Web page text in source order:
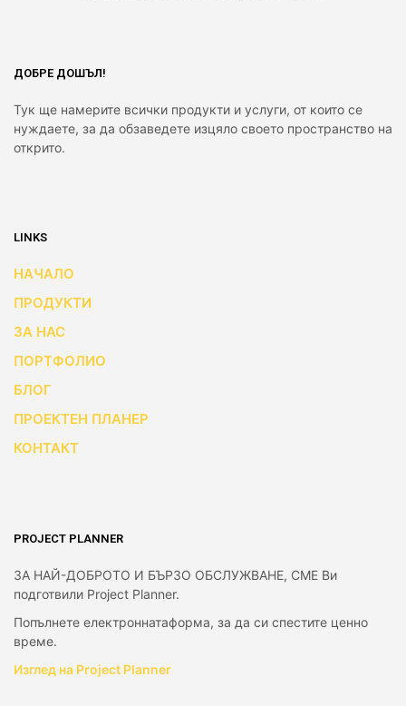
ДОБРЕ ДОШЪЛ!
Тук ще намерите всички продукти и услуги, от които се
нуждаете, за да обзаведете изцяло своето пространство на
открито.
LINKS
НАЧАЛО
ПРОДУКТИ
ЗА НАС
ПОРТФОЛИО
БЛОГ
ПРОЕКТЕН ПЛАНЕР
КОНТАКТ
PROJECT PLANNER
ЗА НАЙ-ДОБРОТО И БЪРЗО ОБСЛУЖВАНЕ, СМЕ Ви
подготвили Project Planner.
Попълнете електроннатаформа, за да си спестите ценно
време.
Изглед на Project Planner